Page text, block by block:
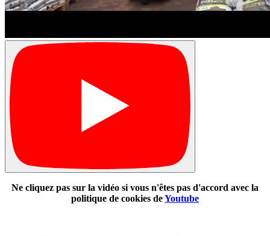
Ne cliquez pas sur la vidéo si vous n'êtes pas d'accord avec la
politique de cookies deYoutube